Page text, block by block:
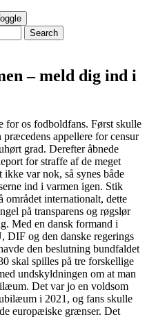
Search
– meld dig ind i
for os fodboldfans. Først skulle
appellere for censur
grad. Derefter åbnede
for straffe af de meget
ikke var nok, så synes både
ind i varmen igen. Stik
området internationalt, dette
på transparens og røgslør
Med en dansk formand i
DIF og den danske regerings
den beslutning bundfaldet
skal spilles på tre forskellige
undskyldningen om at man
Det var jo en voldsom
i 2021, og fans skulle
europæiske grænser. Det